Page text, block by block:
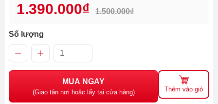
1.390.000₫ 1.500.000₫
Số lượng
MUA NGAY
(Giao tận nơi hoặc lấy tại cửa hàng) Thêm vào giỏ